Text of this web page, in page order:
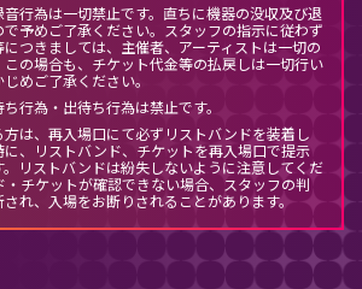
EXPO 大阪・関西万博イベント２
！
EXPO アーティストファンクラブ
！
行為は一切禁止です。直ちに機器の没収及び退
予めご了承ください。スタッフの指示に従わず
つきましては、主催者、アーティストは一切の
の場合も、チケット代金等の払戻しは一切行い
めご了承ください。
行為・出待ち行為は禁止です。
は、再入場口にて必ずリストバンドを装着し
、リストバンド、チケットを再入場口で提示
リストバンドは紛失しないように注意してくだ
チケットが確認できない場合、スタッフの判
れ、入場をお断りされることがあります。